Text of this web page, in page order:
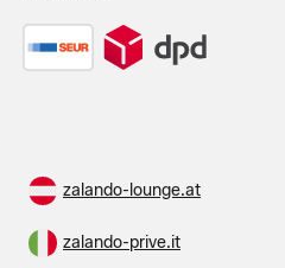
zalando-lounge.at
zalando-prive.it